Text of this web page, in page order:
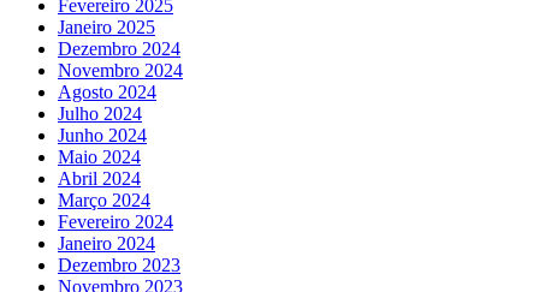
Fevereiro 2025
Janeiro 2025
Dezembro 2024
Novembro 2024
Agosto 2024
Julho 2024
Junho 2024
Maio 2024
Abril 2024
Março 2024
Fevereiro 2024
Janeiro 2024
Dezembro 2023
Novembro 2023